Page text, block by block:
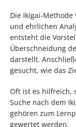
Die Ikigai-
und ehrlichen
entsteht die
Überschneidung
darstellt.
gesucht, wie das
Oft ist es hilfreich,
Suche nach dem
gehören zum
gewertet werden.